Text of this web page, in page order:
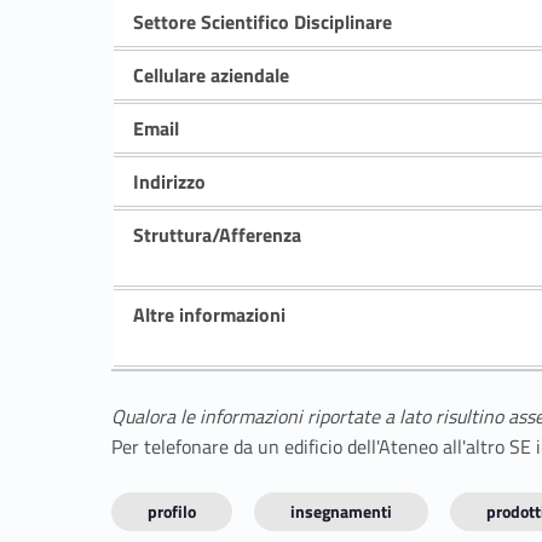
Settore Scientifico Disciplinare
Cellulare aziendale
Email
Indirizzo
Struttura/Afferenza
Altre informazioni
Qualora le informazioni riportate a lato risultino
Per telefonare da un edificio dell'Ateneo all'altro
profilo insegnamenti